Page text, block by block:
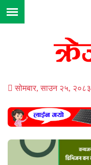
सोमबार, साउन २५, २०८३